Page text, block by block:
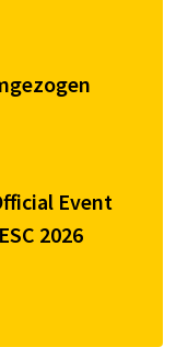
Event
2026